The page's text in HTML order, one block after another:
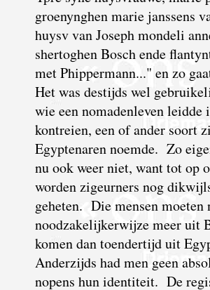
groenynghen marie janssens
huysv van Joseph mondeli
shertoghen Bosch ende
met Phippermann..." en zo
Het was destijds wel
wie een nomadenleven leidde
kontreien, een of ander soort
Egyptenaren noemde. Zo
nu ook weer niet, want tot op
worden zigeurners nog
geheten. Die mensen moeten
noodzakelijkerwijze meer uit
komen dan toendertijd uit
Anderzijds had men geen
nopens hun identiteit. De